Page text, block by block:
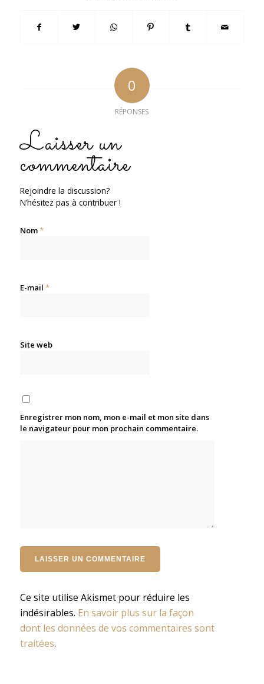
0
RÉPONSES
Laisser un
commentaire
Rejoindre la discussion?
N’hésitez pas à contribuer !
Nom*
E-mail *
Site web
Enregistrer mon nom, mon e-mail et mon site dans
le navigateur pour mon prochain commentaire.
Ce site utilise Akismet pour réduire les
indésirables. En savoir plus sur la façon
dont les données de vos commentaires sont
traitées.